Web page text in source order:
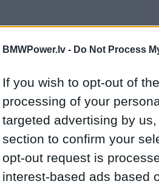
BMWPower.lv - Do Not Process
If you wish to opt-out of
processing of your
targeted advertising by
section to confirm your
opt-out request is
interest-based ads based